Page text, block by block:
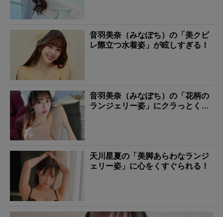
音羽美奈（みなぽち）の「美クビ
レ際立つ水着姿」が眩しすぎる！
音羽美奈（みなぽち）の「花柄の
ランジェリー姿」にクラっとく
天川星夏の「美脚あらわなランジ
ェリー姿」に心をくすぐられる！